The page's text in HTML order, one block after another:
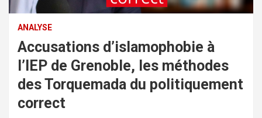
ANALYSE
Accusations d’islamophobie à
l’IEP de Grenoble, les méthodes
des Torquemada du politiquement
correct